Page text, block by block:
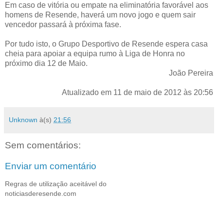
Em caso de vitória ou empate na eliminatória favorável aos
homens de Resende, haverá um novo jogo e quem sair
vencedor passará à próxima fase.
Por tudo isto, o Grupo Desportivo de Resende espera casa
cheia para apoiar a equipa rumo à Liga de Honra no
próximo dia 12 de Maio.
João Pereira
Atualizado em 11 de maio de 2012 às 20:56
Unknown à(s) 21:56
Sem comentários:
Enviar um comentário
Regras de utilização aceitável do
noticiasderesende.com